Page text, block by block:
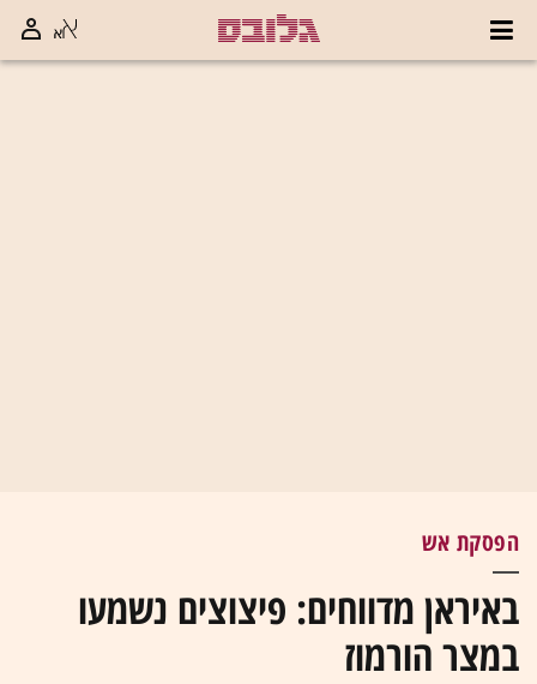
הפסקת אש
באיראן מדווחים: פיצוצים נשמעו
במצר הורמוז